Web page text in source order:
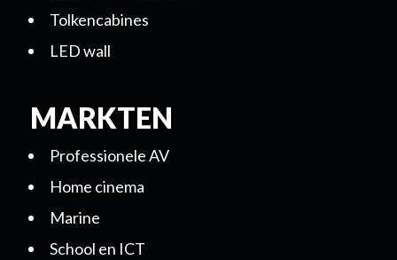
Tolkencabines
LED wall
MARKTEN
Professionele AV
Home cinema
Marine
School en ICT